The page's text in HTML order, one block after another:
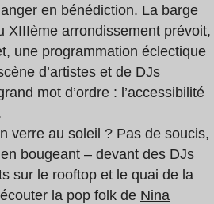
en bénédiction. La barge
XIIIème arrondissement prévoit,
une programmation éclectique
d’artistes et de DJs
mot d’ordre : l’accessibilité
verre au soleil ? Pas de soucis,
bougeant – devant des DJs
sur le rooftop et le quai de la
la pop folk de Nina